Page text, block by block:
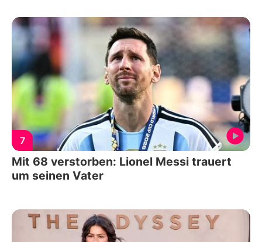
7
Mit 68 verstorben: Lionel Messi trauert
um seinen Vater